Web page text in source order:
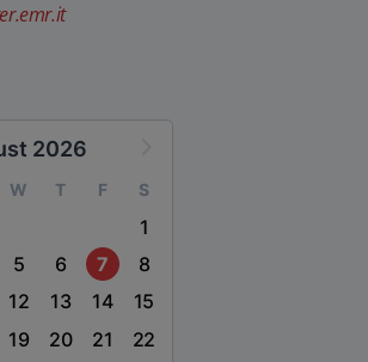
2026
W T F S
1
5 6 7
8
12 13 14
15
19 20 21
22